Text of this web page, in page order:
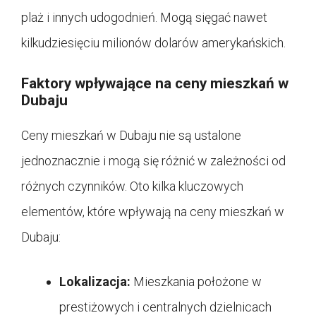
plaż i innych udogodnień. Mogą sięgać nawet
kilkudziesięciu milionów dolarów amerykańskich.
Faktory wpływające na ceny mieszkań w
Dubaju
Ceny mieszkań w Dubaju nie są ustalone
jednoznacznie i mogą się różnić w zależności od
różnych czynników. Oto kilka kluczowych
elementów, które wpływają na ceny mieszkań w
Dubaju:
Lokalizacja: Mieszkania położone w
prestiżowych i centralnych dzielnicach